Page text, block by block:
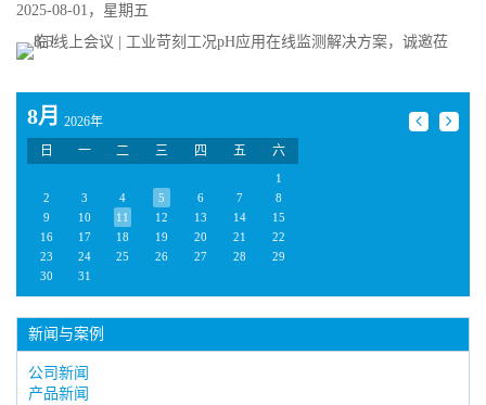
2025-08-01，星期五
8月
2026年
日
一 二 三 四 五 六
1
2
3 4 5 6 7
8
9
10 11 12 13 14
15
16
17 18 19 20 21
22
23
24 25 26 27 28
29
30
31
新闻与案例
公司新闻
产品新闻